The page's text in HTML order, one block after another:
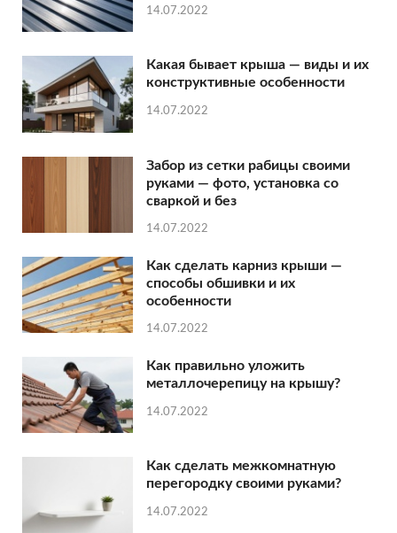
14.07.2022
Какая бывает крыша — виды и их
конструктивные особенности
14.07.2022
Забор из сетки рабицы своими
руками — фото, установка со
сваркой и без
14.07.2022
Как сделать карниз крыши —
способы обшивки и их
особенности
14.07.2022
Как правильно уложить
металлочерепицу на крышу?
14.07.2022
Как сделать межкомнатную
перегородку своими руками?
14.07.2022